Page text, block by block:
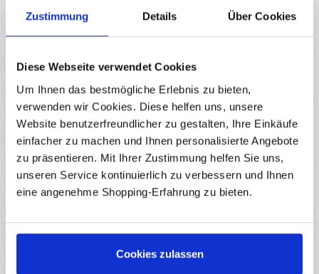
Zustimmung Details Über Cookies
Diese Webseite verwendet Cookies
Um Ihnen das bestmögliche Erlebnis zu bieten,
verwenden wir Cookies. Diese helfen uns, unsere
Website benutzerfreundlicher zu gestalten, Ihre Einkäufe
einfacher zu machen und Ihnen personalisierte Angebote
zu präsentieren. Mit Ihrer Zustimmung helfen Sie uns,
unseren Service kontinuierlich zu verbessern und Ihnen
eine angenehme Shopping-Erfahrung zu bieten.
Cookies zulassen
Hersteller:
your droid
Beschreibung
100x M3x10mm Linsenkopfschraube Innensechskant
ISO7380 Edelstahl rostfrei Diese Linsenkopfschrauben mit
Innensechskant nach… Mehr
Eigenschaften
Hersteller